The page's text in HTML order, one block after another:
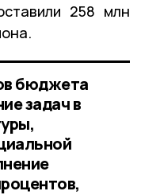
258 млн
бюджета
задач в